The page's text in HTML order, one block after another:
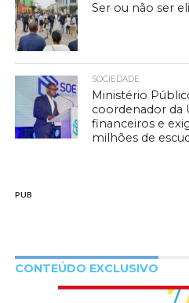
Ser ou não ser
SOCIEDADE
Ministério
coordenador da
financeiros e
milhões de
PUB
CONTEÚDO EXCLUSIVO